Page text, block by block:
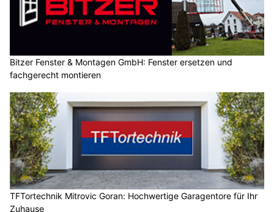
Bitzer Fenster & Montagen GmbH: Fenster ersetzen und
fachgerecht montieren
TFTortechnik Mitrovic Goran: Hochwertige Garagentore für Ihr
Zuhause